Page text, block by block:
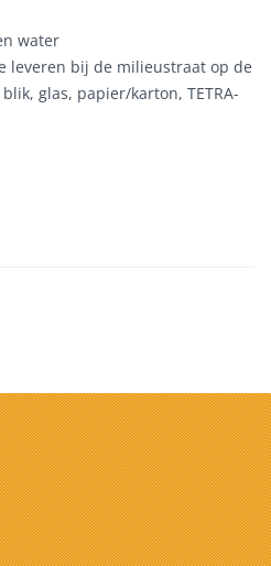
water
leveren bij de milieustraat op de
glas, papier/karton, TETRA-